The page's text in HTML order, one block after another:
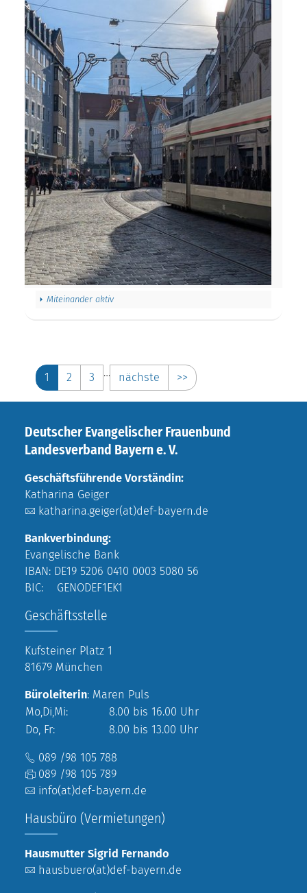
Miteinander aktiv
1 2 3 … nächste >>
Deutscher Evangelischer Frauenbund
Landesverband Bayern e. V.
Geschäftsführende Vorständin:
Katharina Geiger
katharina.geiger(at)def-bayern.de
Bankverbindung:
Evangelische Bank
IBAN: DE19 5206 0410 0003 5080 56
BIC: GENODEF1EK1
Geschäftsstelle
Kufsteiner Platz 1
81679 München
Büroleiterin: Maren Puls
Mo,Di,Mi:
8.00 bis 16.00 Uhr
Do, Fr:
8.00 bis 13.00 Uhr
089 /98 105 788
089 /98 105 789
info(at)def-bayern.de
Hausbüro (Vermietungen)
Hausmutter Sigrid Fernando
hausbuero(at)def-bayern.de